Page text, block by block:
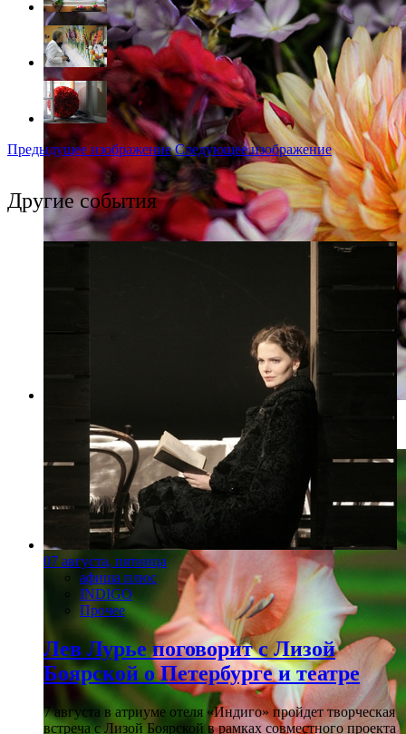
Фото: Сергей Николаев
Предыдущее изображение Следующее изображение
Другие события
07 августа, пятница
афиша плюс
INDIGO
Прочее
Лев Лурье поговорит с Лизой
Боярской о Петербурге и театре
7 августа в атриуме отеля «Индиго» пройдет творческая
встреча с Лизой Боярской в рамках совместного проекта